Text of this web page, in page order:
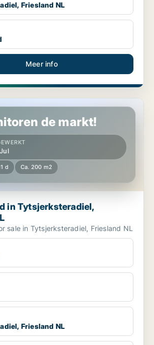
Friesland NL
Meer info
Friesland NL
de markt!
d Ca. 200 m2
in Tytsjerksteradiel,
sale in Tytsjerksteradiel, Friesland NL
Friesland NL